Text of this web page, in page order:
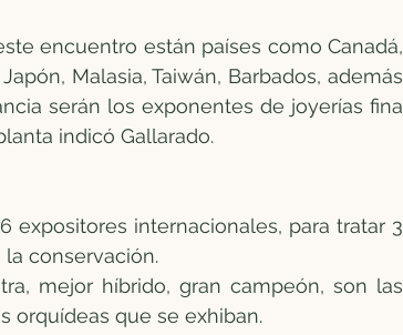
encuentro están países como Canadá,
Malasia, Taiwán, Barbados, además
serán los exponentes de joyerías fina
indicó Gallarado.
expositores internacionales, para tratar 3
conservación.
mejor híbrido, gran campeón, son las
orquídeas que se exhiban.